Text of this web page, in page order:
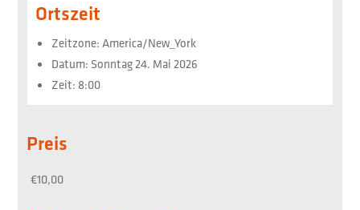
Ortszeit
Zeitzone:America/New_York
Datum: Sonntag 24. Mai 2026
Zeit: 8:00
Preis
€10,00